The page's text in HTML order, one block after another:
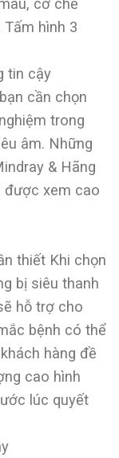
cơ chế
Tấm hình 3
tin cậy
cần chọn
trong
âm. Những
& Hãng
được xem cao
thiết Khi chọn
bị siêu thanh
hỗ trợ cho
bệnh có thể
hàng đề
cao hình
lúc quyết